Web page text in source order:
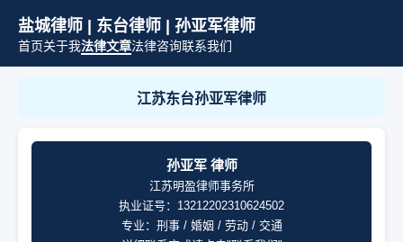
盐城律师 | 东台律师 | 孙亚军律师
首页关于我法律文章法律咨询联系我们
江苏东台孙亚军律师
孙亚军 律师
江苏明盈律师事务所
执业证号：13212202310624502
专业：刑事 / 婚姻 / 劳动 / 交通